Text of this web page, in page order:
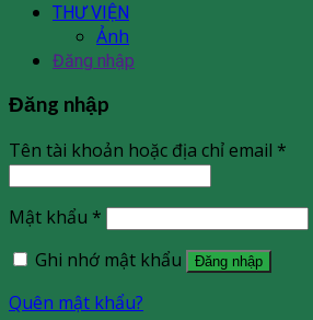
THƯ VIỆN
Ảnh
Đăng nhập
Đăng nhập
Tên tài khoản hoặc địa chỉ email *
Mật khẩu *
Ghi nhớ mật khẩu
Đăng nhập
Quên mật khẩu?